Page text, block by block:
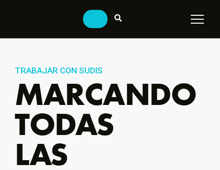
TRABAJAR CON SUDIS
MARCANDO
TODAS
LAS